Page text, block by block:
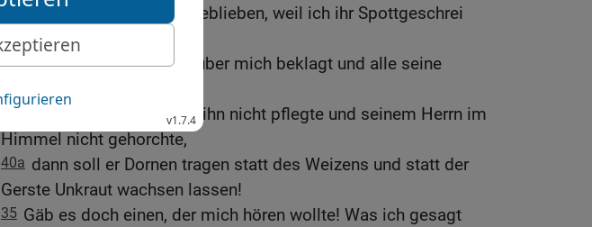
niemals stumm zu Haus geblieben, weil ich ihr Spottgeschrei
gefürchtet hätte.
38 Wenn sich mein Acker über mich beklagt und alle seine
Furchen weinen müssen,
39
weil ich nur erntete und ihn nicht pflegte und seinem Herrn im
Himmel nicht gehorchte,
40a dann soll er Dornen tragen statt des Weizens und statt der
Gerste Unkraut wachsen lassen!
35 Gäb es doch einen, der mich hören wollte! Was ich gesagt